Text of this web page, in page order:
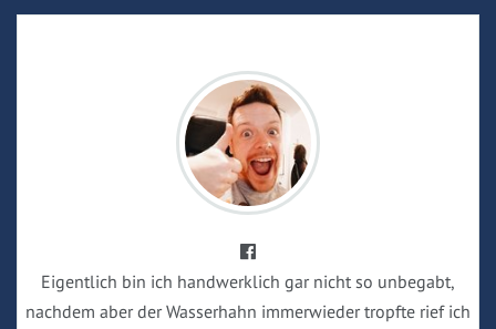
Eigentlich bin ich handwerklich gar nicht so unbegabt,
nachdem aber der Wasserhahn immerwieder tropfte rief ich